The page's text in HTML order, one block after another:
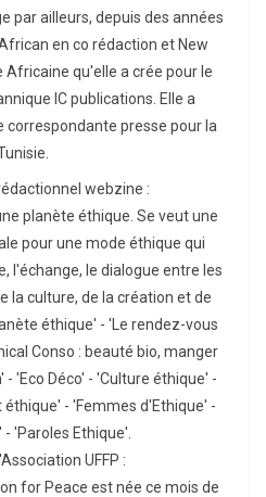
par ailleurs, depuis des années
en co rédaction et New
qu'elle a crée pour le
IC publications. Elle a
correspondante presse pour la
webzine :
planète éthique. Se veut une
pour une mode éthique qui
l'échange, le dialogue entre les
la culture, de la création et de
éthique' - 'Le rendez-vous
Conso : beauté bio, manger
- 'Eco Déco' - 'Culture éthique' -
éthique' - 'Femmes d'Ethique' -
'Paroles Ethique'.
UFFP :
for Peace est née ce mois de